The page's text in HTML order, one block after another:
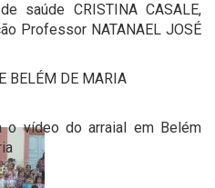
saúde CRISTINA CASALE,
Professor NATANAEL JOSÉ
BELÉM DE MARIA
o vídeo do arraial em Belém